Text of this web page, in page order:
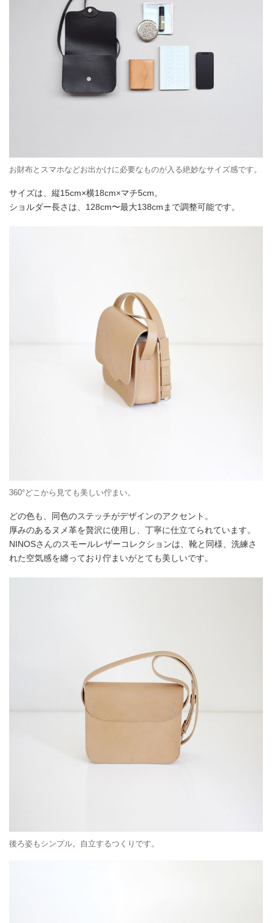
お財布とスマホなどお出かけに必要なものが入る絶妙なサイズ感です。
サイズは、縦15cm×横18cm×マチ5cm。
ショルダー長さは、128cm〜最大138cmまで調整可能です。
360°どこから見ても美しい佇まい。
どの色も、同色のステッチがデザインのアクセント。
厚みのあるヌメ革を贅沢に使用し、丁寧に仕立てられています。
NINOSさんのスモールレザーコレクションは、靴と同様、洗練さ
れた空気感を纏っており佇まいがとても美しいです。
後ろ姿もシンプル。自立するつくりです。